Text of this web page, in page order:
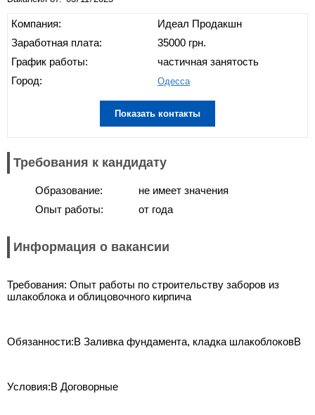
Компания:
Заработная плата:
График работы:
Город:
Идеал Продакшн
35000 грн.
частичная занятость
Одесса
Показать контакты
Требования к кандидату
Образование:
Опыт работы:
не имеет значения
от года
Информация о вакансии
Требования: Опыт работы по строительству заборов из
шлакоблока и облицовочного кирпича
Обязанности:В Заливка фундамента, кладка шлакоблоковВ
Условия:В Договорные